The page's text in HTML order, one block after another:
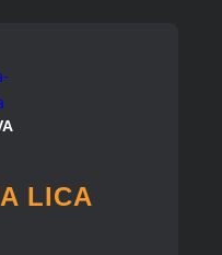
LICA